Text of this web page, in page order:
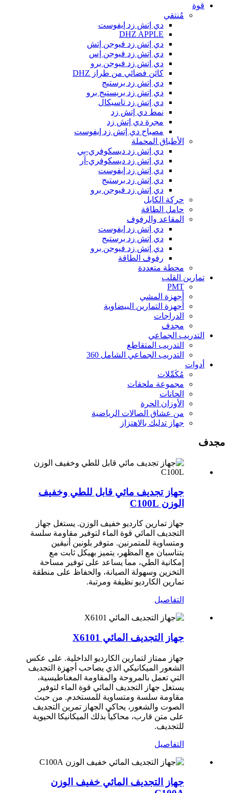
قوة
مُنتقي
دي إتش زد إيفوست
DHZ APPLE
دي إتش زد فيوجن إتش
دي إتش زد فيوجن إس
دي إتش زد فيوجن برو
كائن فضائي من طراز DHZ
دي إتش زد برستيج
دي إتش زد بريستيج برو
دي إتش زد تاسيكال
نمط دي إتش زد
مجرة دي إتش زد
مصباح دي إتش زد إيفوست
الأطباق المحملة
دي إتش زد ديسكوفري-بي
دي إتش زد ديسكوفري-آر
دي إتش زد إيفوست
دي إتش زد برستيج
دي إتش زد فيوجن برو
حركة الكابل
حامل الطاقة
المقاعد والرفوف
دي إتش زد إيفوست
دي إتش زد برستيج
دي إتش زد فيوجن برو
رفوف الطاقة
محطة متعددة
تمارين القلب
PMT
أجهزة المشي
أجهزة التمارين البيضاوية
الدراجات
مجدف
التدريب الجماعي
التدريب المتقاطع
التدريب الجماعي الشامل 360
أدوات
مُكَمِّلات
مجموعة ملحقات
الحانات
الأوزان الحرة
من عشاق الصالات الرياضية
جهاز تدليك بالاهتزاز
مجدف
جهاز تجديف مائي قابل للطي وخفيف
الوزن C100L
جهاز تمارين كارديو خفيف الوزن. يستغل جهاز
التجديف المائي قوة الماء لتوفير مقاومة سلسة
ومتساوية للمتمرنين. متوفر بلونين أنيقين
يتناسبان مع المظهر، يتميز بهيكل ثابت مع
إمكانية الطي، مما يساعد على توفير مساحة
التخزين وسهولة الصيانة، والحفاظ على منطقة
تمارين الكارديو نظيفة ومرتبة.
التفاصيل
جهاز التجديف المائي X6101
جهاز ممتاز لتمارين الكارديو الداخلية. على عكس
الشعور الميكانيكي الذي يصاحب أجهزة التجديف
التي تعمل بالمروحة والمقاومة المغناطيسية،
يستغل جهاز التجديف المائي قوة الماء لتوفير
مقاومة سلسة ومتساوية للمستخدم. من حيث
الصوت والشعور، يحاكي الجهاز تمرين التجديف
على متن قارب، محاكياً بذلك الميكانيكا الحيوية
للتجديف.
التفاصيل
جهاز التجديف المائي خفيف الوزن